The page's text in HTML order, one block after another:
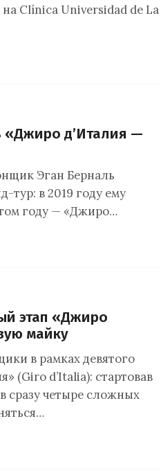
Clínica Universidad de La
«Джиро д’Италия —
Эган Берналь
тур: в 2019 году ему
году — «Джиро…
этап «Джиро
майку
в рамках девятого
(Giro d’Italia): стартовав
сразу четыре сложных